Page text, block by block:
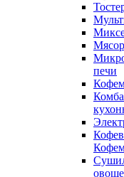
печи